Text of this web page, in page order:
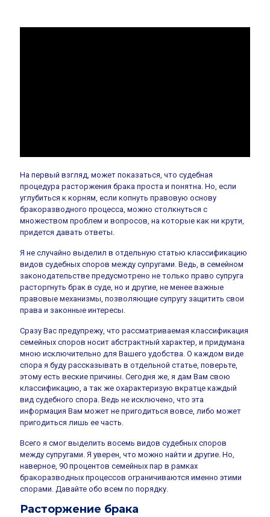
На первый взгляд, может показаться, что судебная
процедура расторжения брака проста и понятна. Но, если
углубиться к корням, если копнуть правовую основу
бракоразводного процесса, можно столкнуться с
множеством проблем и вопросов, на которые как ни крути,
придется давать ответы.
Я не случайно выделил в отдельную статью классификацию
видов судебных споров между супругами. Ведь, в семейном
законодательстве предусмотрено не только право супруга
расторгнуть брак в суде, но и другие, не менее важные
правовые механизмы, позволяющие супругу защитить свои
права и законные интересы.
Сразу Вас предупрежу, что рассматриваемая классификация
семейных споров носит абстрактный характер, и придумана
мною исключительно для Вашего удобства. О каждом виде
спора я буду рассказывать в отдельной статье, поверьте,
этому есть веские причины. Сегодня же, я дам Вам свою
классификацию, а так же охарактеризую вкратце каждый
вид судебного спора. Ведь не исключено, что эта
информация Вам может не пригодиться вовсе, либо может
пригодиться лишь ее часть.
Всего я смог выделить восемь видов судебных споров
между супругами. Я уверен, что можно найти и другие. Но,
наверное, 90 процентов семейных пар в рамках
бракоразводных процессов ограничиваются именно этими
спорами. Давайте обо всем по порядку.
Расторжение брака